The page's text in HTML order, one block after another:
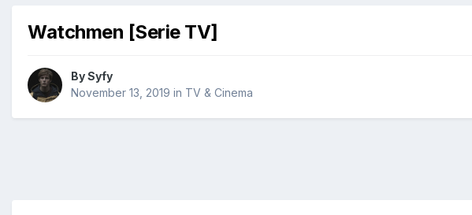
Watchmen [Serie TV]
BySyfy
November 13, 2019 in TV & Cinema